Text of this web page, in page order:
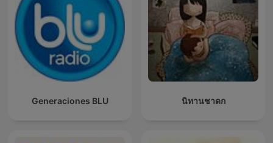
นิทานชาดก
Generaciones BLU